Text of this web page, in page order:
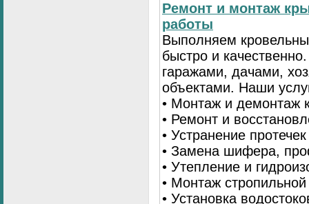
Ремонт и монтаж
работы
Выполняем
быстро и
гаражами, дачами,
объектами. Наши
• Монтаж и демонтаж
• Ремонт и
• Устранение протечек
• Замена шифера,
• Утепление и
• Монтаж
• Установка